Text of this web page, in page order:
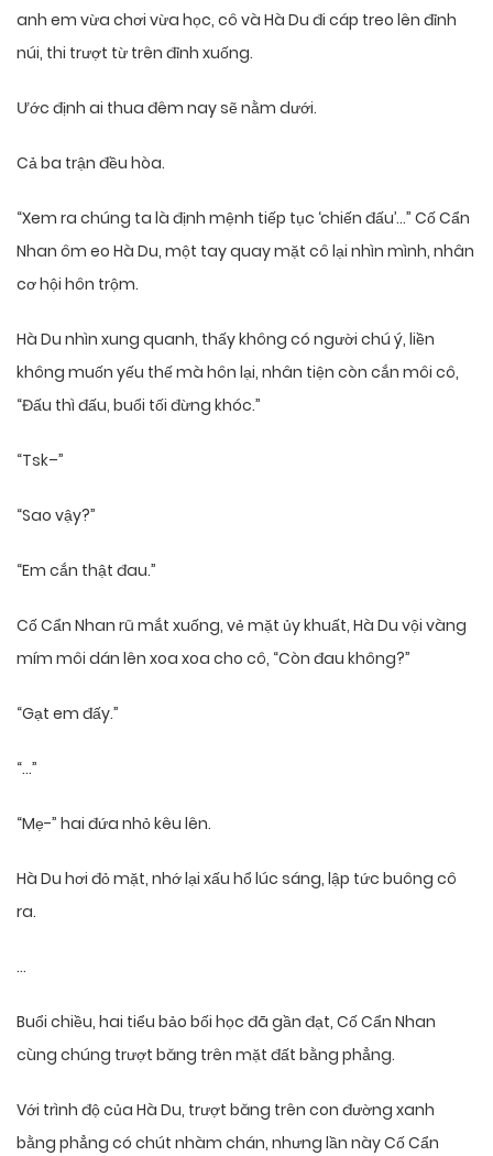
anh em vừa chơi vừa học, cô và Hà Du đi cáp treo lên đỉnh
núi, thi trượt từ trên đỉnh xuống.
Ước định ai thua đêm nay sẽ nằm dưới.
Cả ba trận đều hòa.
“Xem ra chúng ta là định mệnh tiếp tục ‘chiến đấu’…” Cố Cẩn
Nhan ôm eo Hà Du, một tay quay mặt cô lại nhìn mình, nhân
cơ hội hôn trộm.
Hà Du nhìn xung quanh, thấy không có người chú ý, liền
không muốn yếu thế mà hôn lại, nhân tiện còn cắn môi cô,
“Đấu thì đấu, buổi tối đừng khóc.”
“Tsk–”
“Sao vậy?”
“Em cắn thật đau.”
Cố Cẩn Nhan rũ mắt xuống, vẻ mặt ủy khuất, Hà Du vội vàng
mím môi dán lên xoa xoa cho cô, “Còn đau không?”
“Gạt em đấy.”
“…”
“Mẹ-” hai đứa nhỏ kêu lên.
Hà Du hơi đỏ mặt, nhớ lại xấu hổ lúc sáng, lập tức buông cô
ra.
…
Buổi chiều, hai tiểu bảo bối học đã gần đạt, Cố Cẩn Nhan
cùng chúng trượt băng trên mặt đất bằng phẳng.
Với trình độ của Hà Du, trượt băng trên con đường xanh
bằng phẳng có chút nhàm chán, nhưng lần này Cố Cẩn